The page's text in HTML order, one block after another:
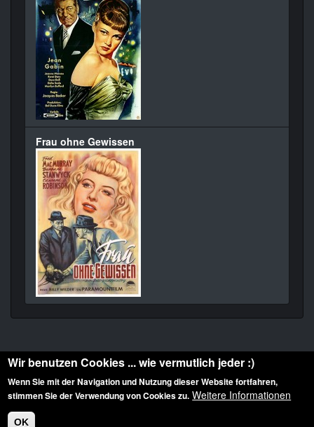
Frau ohne Gewissen
Diese Website ist urheberrechtlich geschützt: © 2010-2026 der Film Noir de. Alle
Rechte vorbehalten.
Wir benutzen Cookies ... wie vermutlich jeder :)
Wenn Sie mit der Navigation und Nutzung dieser Website fortfahren,
stimmen Sie der Verwendung von Cookies zu. Weitere Informationen
OK